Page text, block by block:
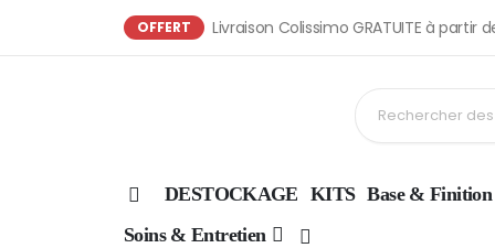
OFFERT Livraison Colissimo GRATUITE à partir
DESTOCKAGE KITS Base & Finition
Soins & Entretien